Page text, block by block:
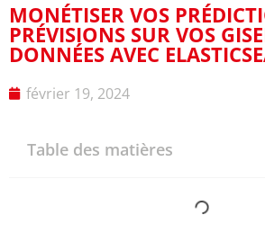
MONÉTISER VOS
PRÉVISIONS SUR VOS
DONNÉES AVEC
février 19, 2024
Table des matières